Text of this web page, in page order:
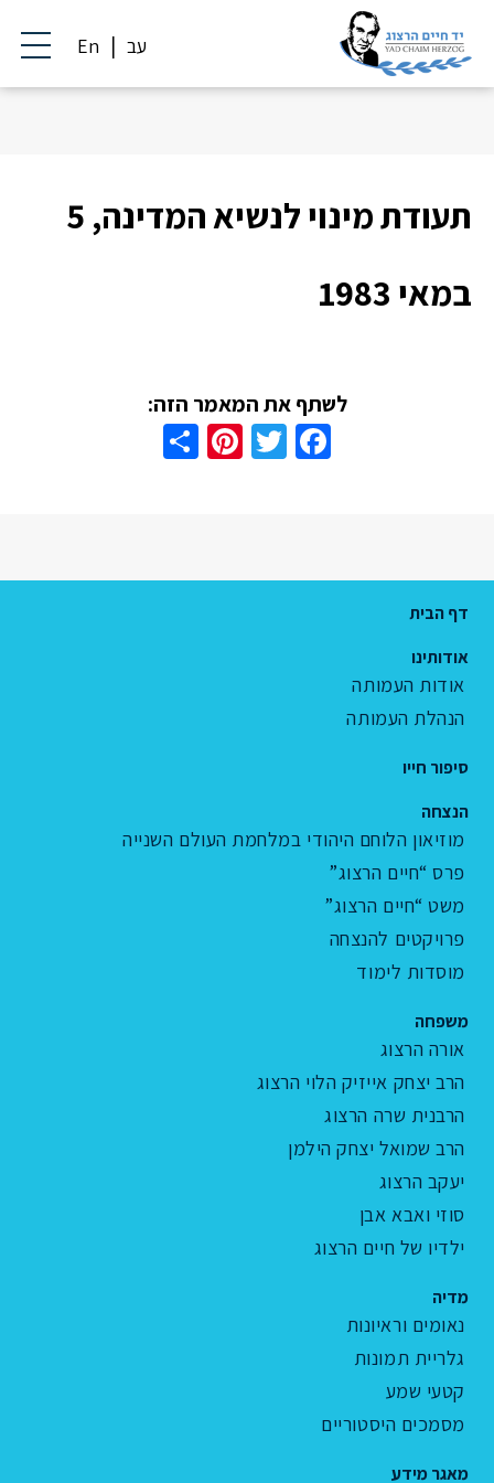
עב En
תעודת מינוי לנשיא המדינה, 5
במאי 1983
לשתף את המאמר הזה:
Facebook
Twitter
Pinterest
דף הבית
אודותינו
אודות העמותה
הנהלת העמותה
סיפור חייו
הנצחה
מוזיאון הלוחם היהודי במלחמת העולם השנייה
פרס “חיים הרצוג”
משט “חיים הרצוג”
פרויקטים להנצחה
מוסדות לימוד
משפחה
אורה הרצוג
הרב יצחק אייזיק הלוי הרצוג
הרבנית שרה הרצוג
הרב שמואל יצחק הילמן
יעקב הרצוג
סוזי ואבא אבן
ילדיו של חיים הרצוג
מדיה
נאומים וראיונות
גלריית תמונות
קטעי שמע
מסמכים היסטוריים
מאגר מידע